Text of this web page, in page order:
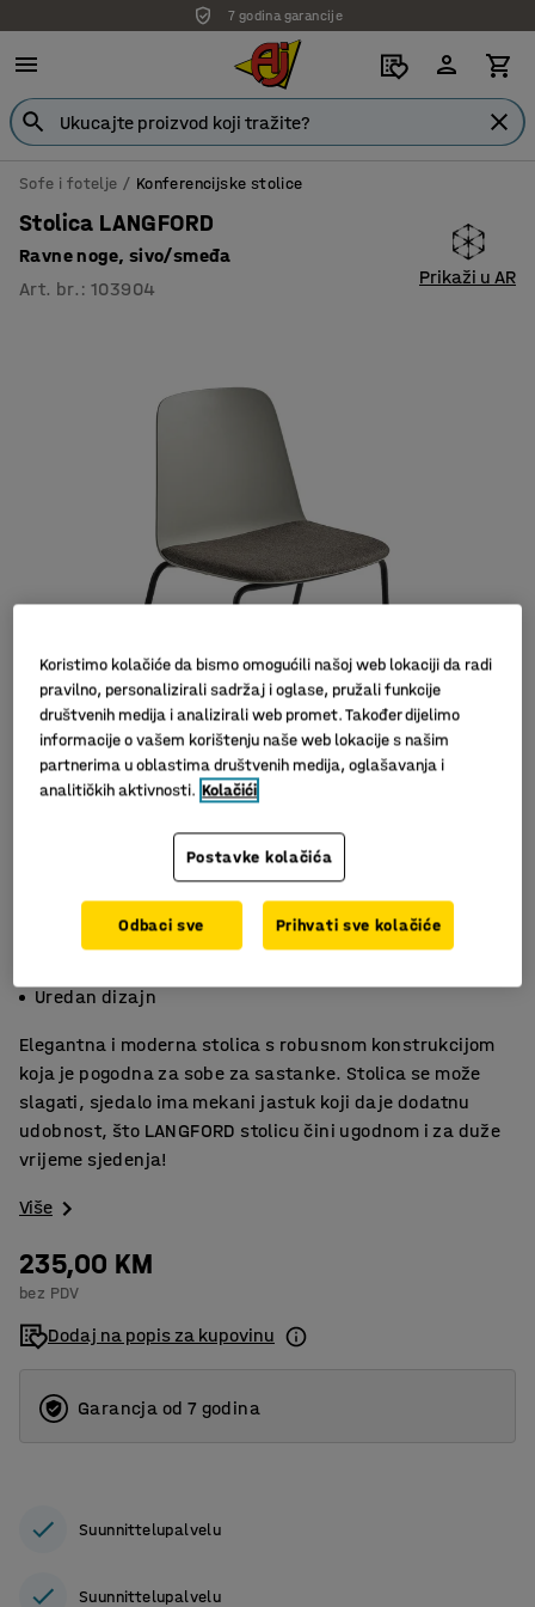
7 godina garancije
Sofe i fotelje Konferencijske stolice
Stolica LANGFORD
Ravne noge, sivo/smeđa
Art. br. :103904
Prikaži u AR
Elegantna i čvrsta
Uredan dizajn
Elegantna i moderna stolica s robusnom konstrukcijom
koja je pogodna za sobe za sastanke. Stolica se može
slagati, sjedalo ima mekani jastuk koji daje dodatnu
udobnost, što LANGFORD stolicu čini ugodnom i za duže
vrijeme sjedenja!
Više
235,00 KM
bez PDV
Dodaj na popis za kupovinu
Garancja od 7 godina
Suunnittelupalvelu
Suunnittelupalvelu
Koristimo kolačiće da bismo omogućili našoj web lokaciji da radi
pravilno, personalizirali sadržaj i oglase, pružali funkcije
društvenih medija i analizirali web promet. Također dijelimo
informacije o vašem korištenju naše web lokacije s našim
partnerima u oblastima društvenih medija, oglašavanja i
analitičkih aktivnosti. Kolačići
Postavke kolačića
Odbaci sve Prihvati sve kolačiće